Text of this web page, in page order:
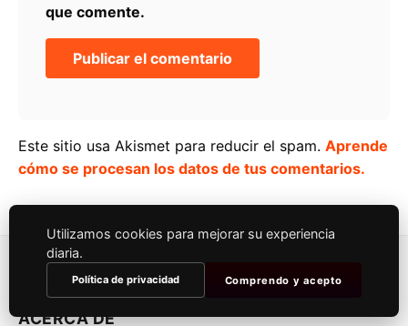
que comente.
Este sitio usa Akismet para reducir el spam. Aprende
cómo se procesan los datos de tus comentarios.
ACERCA DE
Utilizamos cookies para mejorar su experiencia
diaria.
Política de privacidad Comprendo y acepto